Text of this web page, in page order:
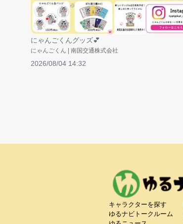
にゃんごくんグッズ💕
にゃんごくん | 南国交通株式会社
2026/08/04 14:32
キャラクターを探す
ゆるナビトークルーム